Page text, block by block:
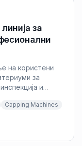
за
на користени
за
и
Capping Machines